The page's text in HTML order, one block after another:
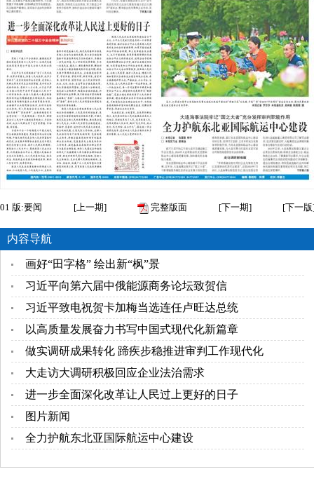
01 版:要闻 [上一期] 完整版面 [下一期] [下一版
内容导航
画好“田字格” 绘出新“枫”景
习近平向第六届中俄能源商务论坛致贺信
习近平致电祝贺卡加梅当选连任卢旺达总统
以高质量发展奋力书写中国式现代化新篇章
做实调研成果转化 蹄疾步稳推进审判工作现代化
大走访大调研积极回应企业法治需求
进一步全面深化改革让人民过上更好的日子
图片新闻
全力护航东北亚国际航运中心建设